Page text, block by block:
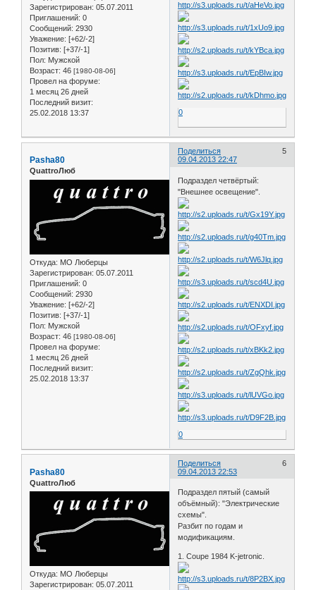
Зарегистрирован: 05.07.2011
Приглашений: 0
Сообщений: 2930
Уважение: [+62/-2]
Позитив: [+37/-1]
Пол: Мужской
Возраст: 46 [1980-08-06]
Провел на форуме:
1 месяц 26 дней
Последний визит:
25.02.2018 13:37
0
Поделиться
5
09.04.2013 22:47
Pasha80
QuattroЛюб
Откуда: МО Люберцы
Зарегистрирован: 05.07.2011
Приглашений: 0
Сообщений: 2930
Уважение: [+62/-2]
Позитив: [+37/-1]
Пол: Мужской
Возраст: 46 [1980-08-06]
Провел на форуме:
1 месяц 26 дней
Последний визит:
25.02.2018 13:37
Подраздел четвёртый:
"Внешнее освещение".
0
Поделиться
6
09.04.2013 22:53
Pasha80
QuattroЛюб
Откуда: МО Люберцы
Зарегистрирован: 05.07.2011
Подраздел пятый (самый
объёмный): "Электрические
схемы".
Разбит по годам и
модификациям.
1. Coupe 1984 K-jetronic.